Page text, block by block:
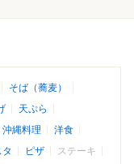
そば（蕎麦）
天ぷら
沖縄料理
洋食
ピザ
ステーキ